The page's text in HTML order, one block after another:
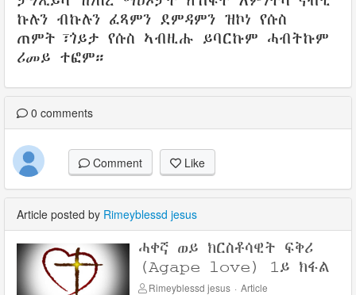
ኩሉን ብኩሉን ፈጻምን ደምዳምን ዝኮነ የሱስ
ጠምት፣ጎይታ የሱስ ኣብዚሑ ይባርኩም ሓብትኩም
ሪመይ ተፎም።
0 comments
Comment Like
Article posted by Rimeyblessd jesus
ሓቀኛ ወይ ክርስቶሳዊት ፍቅሪ
(Agape love) 1ይ ክፋል
Rimeyblessd jesus · Article